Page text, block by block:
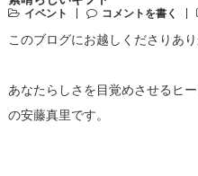
イベント コメントを書く
このブログにお越しくださりあり
あなたらしさを目覚めさせるヒ
の安藤真里です。